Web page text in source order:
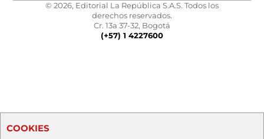
© 2026, Editorial La República S.A.S. Todos los
derechos reservados.
Cr. 13a 37-32, Bogotá
(+57) 1 4227600
COOKIES